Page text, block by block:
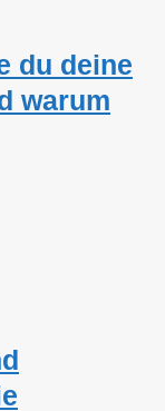
du deine
warum